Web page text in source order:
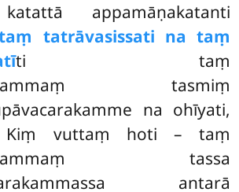
appamāṇakatanti
tatrāvasissati na taṃ
ti taṃ
tasmiṃ
na ohīyati,
vuttaṃ hoti – taṃ
tassa
antarā